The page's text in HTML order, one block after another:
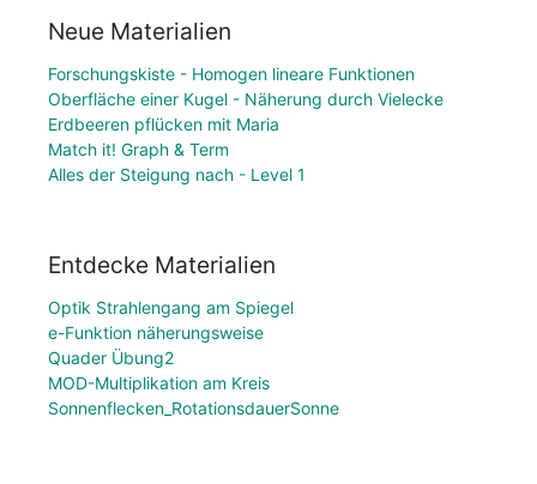
Neue Materialien
Forschungskiste - Homogen lineare Funktionen
Oberfläche einer Kugel - Näherung durch Vielecke
Erdbeeren pflücken mit Maria
Match it! Graph & Term
Alles der Steigung nach - Level 1
Entdecke Materialien
Optik Strahlengang am Spiegel
e-Funktion näherungsweise
Quader Übung2
MOD-Multiplikation am Kreis
Sonnenflecken_RotationsdauerSonne